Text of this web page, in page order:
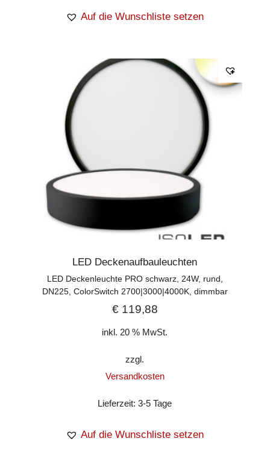
Auf die Wunschliste setzen
LED Deckenaufbauleuchten
LED Deckenleuchte PRO schwarz, 24W, rund,
DN225, ColorSwitch 2700|3000|4000K, dimmbar
€119,88
inkl. 20 % MwSt.
zzgl.
Versandkosten
Lieferzeit:3-5 Tage
Auf die Wunschliste setzen